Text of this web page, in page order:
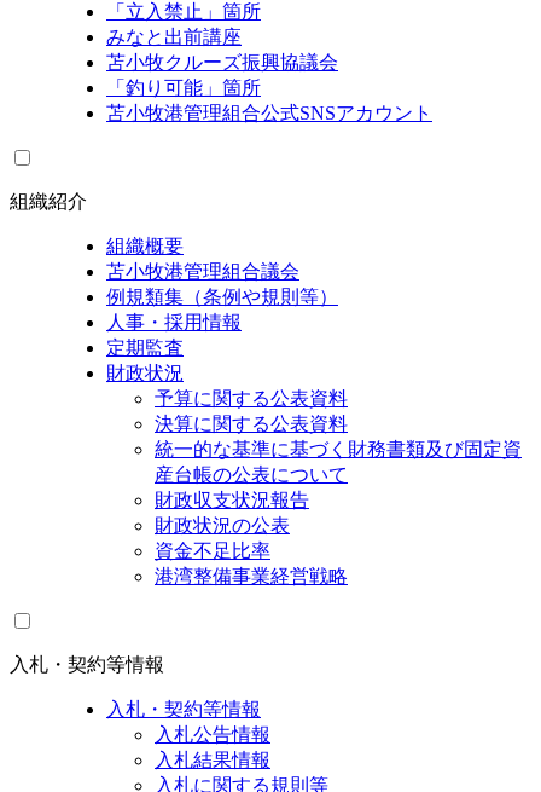
「立入禁止」箇所
みなと出前講座
苫小牧クルーズ振興協議会
「釣り可能」箇所
苫小牧港管理組合公式SNSアカウント
組織紹介
組織概要
苫小牧港管理組合議会
例規類集（条例や規則等）
人事・採用情報
定期監査
財政状況
予算に関する公表資料
決算に関する公表資料
統一的な基準に基づく財務書類及び固定資
産台帳の公表について
財政収支状況報告
財政状況の公表
資金不足比率
港湾整備事業経営戦略
入札・契約等情報
入札・契約等情報
入札公告情報
入札結果情報
入札に関する規則等